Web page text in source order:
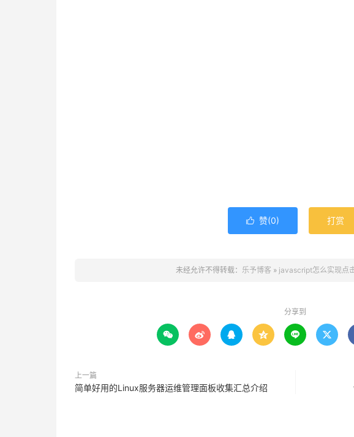
 赞(0) 打赏
未经允许不得转载： 乐予博客 » javascript怎么实现点
分享到
     
上一篇
简单好用的Linux服务器运维管理面板收集汇总介绍